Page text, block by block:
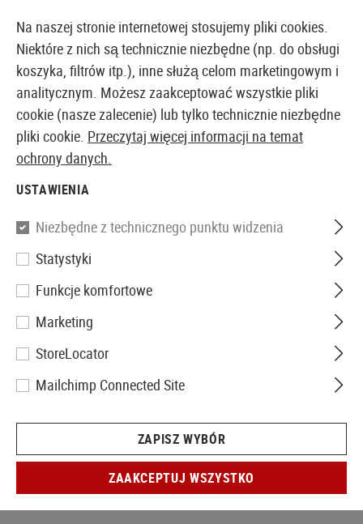
EUROPEJSKI AIRSOFT SKLEP I HURTOWNIA
Strona główna
MP7 Sling Adapter
Na naszej stronie internetowej stosujemy pliki cookies.
Niektóre z nich są technicznie niezbędne (np. do obsługi
koszyka, filtrów itp.), inne służą celom marketingowym i
analitycznym. Możesz zaakceptować wszystkie pliki
cookie (nasze zalecenie) lub tylko technicznie niezbędne
pliki cookie. Przeczytaj więcej informacji na temat
ochrony danych.
USTAWIENIA
Niezbędne z technicznego punktu widzenia
Statystyki
Funkcje komfortowe
Marketing
StoreLocator
Mailchimp Connected Site
ZAPISZ WYBÓR
ZAAKCEPTUJ WSZYSTKO